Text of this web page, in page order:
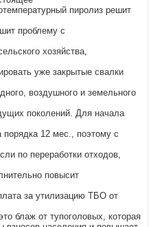
пиролиз решит
проблему с
хозяйства,
уже закрытые свалки
воздушного и земельного
поколений. Для начала
порядка 12 мес., поэтому с
по переработки отходов,
повысит
за утилизацию ТБО от
блаж от тупоголовых, которая